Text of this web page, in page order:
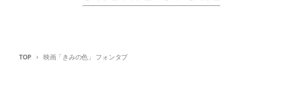
TOP 映画「きみの色」 フォンタブ